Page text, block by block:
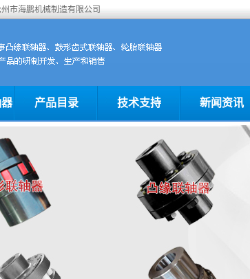
市海鹏机械制造有限公司
产品目录 技术支持 新闻资讯